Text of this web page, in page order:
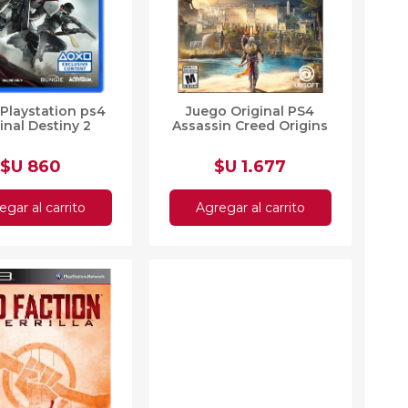
Electrodomésticos
Televisores
Linea Blanca
Pequeños electrodomésticos
ps4
Destiny 2
$U 860
al carrito
Juego Original PS4
Assassin Creed Origins
$U 1.677
Agregar al carrito